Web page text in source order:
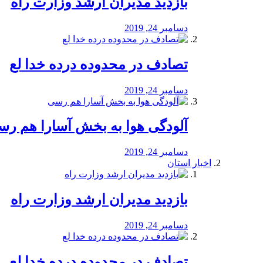
دسامبر 24, 2019
تصادف در محدوده درده خدا لع
دسامبر 24, 2019
آلودگی هوا به بخش آسارا هم
دسامبر 24, 2019
اخبار استان
بازدید مدیران ارشد وزارت راه
دسامبر 24, 2019